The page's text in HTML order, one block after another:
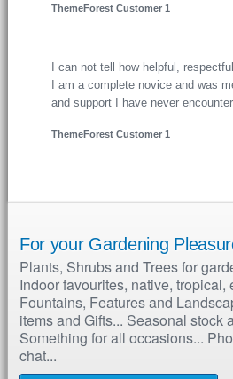
ThemeForest Customer 2
I have downloaded 8 themes
the easiest to customize out of
website around so fast!
ThemeForest Customer 2
For your Gardening
Plants, Shrubs and Trees for
Indoor favourites, native, tropical,
Fountains, Features and
items and Gifts... Seasonal stock
Something for all occasions...
chat...